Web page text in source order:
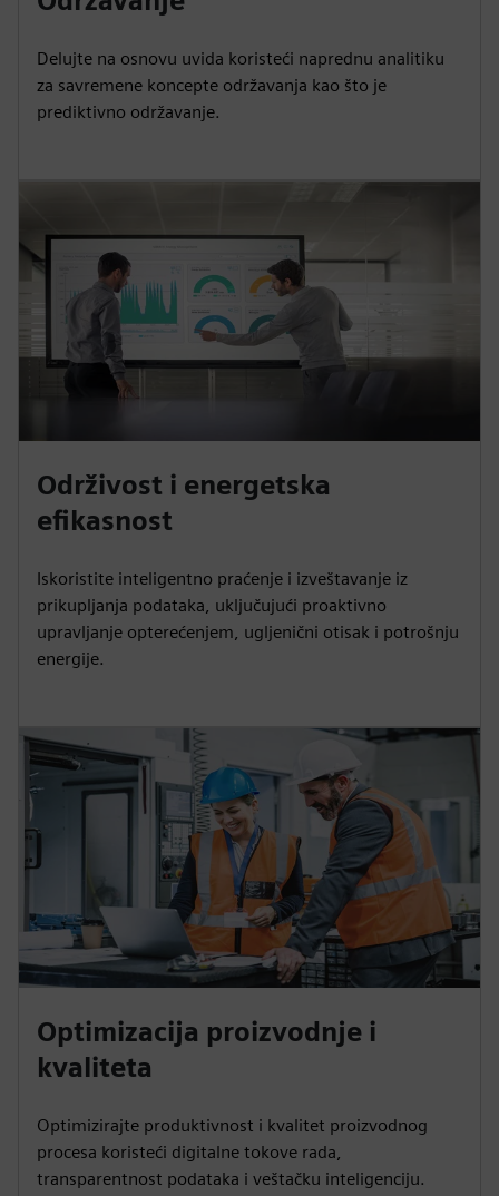
Delujte na osnovu uvida koristeći naprednu analitiku
za savremene koncepte održavanja kao što je
prediktivno održavanje.
Održivost i energetska
efikasnost
Iskoristite inteligentno praćenje i izveštavanje iz
prikupljanja podataka, uključujući proaktivno
upravljanje opterećenjem, ugljenični otisak i potrošnju
energije.
Optimizacija proizvodnje i
kvaliteta
Optimizirajte produktivnost i kvalitet proizvodnog
procesa koristeći digitalne tokove rada,
transparentnost podataka i veštačku inteligenciju.